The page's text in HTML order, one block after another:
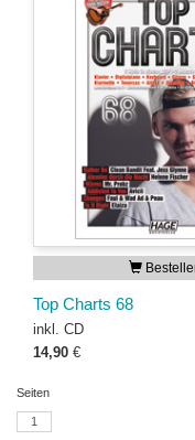
Top Charts 68
inkl. CD
14,90 €
Seiten
1